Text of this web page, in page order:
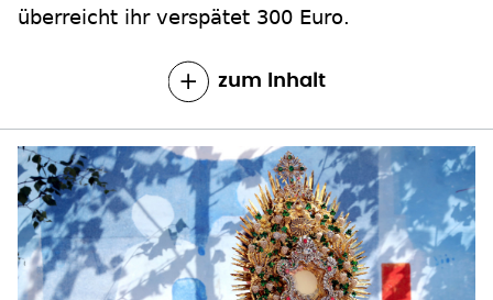
überreicht ihr verspätet 300 Euro.
zum Inhalt